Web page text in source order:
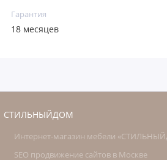
Гарантия
18 месяцев
СТИЛЬНЫЙДОМ
Интернет-магазин мебели
SEO продвижение сайтов в Москве